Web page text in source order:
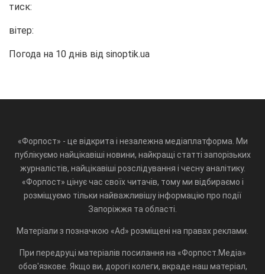
тиск:
вітер:
Погода на 10 днів від sinoptik.ua
«Форпост» - це відкрита і незалежна медіаплатформа. Ми
публікуємо найцікавіші новини, найкращі статті запорізьких
журналістів, найцікавіші розслідування і чесну аналітику.
«Форпост» цінує час своїх читачів, тому ми відбираємо і
розміщуємо тільки найважливішу інформацію про події
Запоріжжя та області.
Матеріали з позначкою «Ad» розміщені на правах реклами.
При передруці матеріалів посилання на «Форпост.Медіа»
обов'язкове. Якщо ви, дорогі колеги, вкраде наш матеріал,